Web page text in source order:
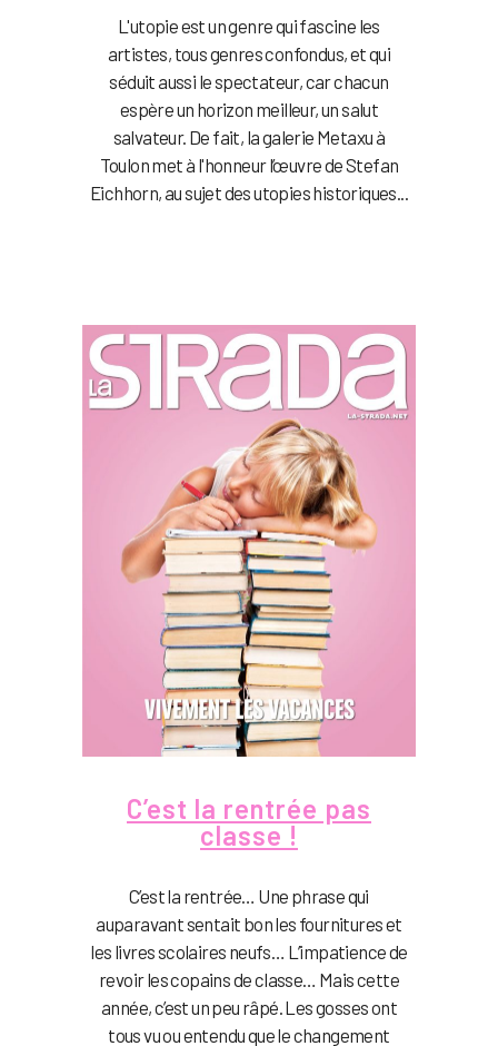
L'utopie est un genre qui fascine les
artistes, tous genres confondus, et qui
séduit aussi le spectateur, car chacun
espère un horizon meilleur, un salut
salvateur. De fait, la galerie Metaxu à
Toulon met à l'honneur l’œuvre de Stefan
Eichhorn, au sujet des utopies historiques...
C’est la rentrée pas
classe !
C’est la rentrée… Une phrase qui
auparavant sentait bon les fournitures et
les livres scolaires neufs… L’impatience de
revoir les copains de classe… Mais cette
année, c’est un peu râpé. Les gosses ont
tous vu ou entendu que le changement